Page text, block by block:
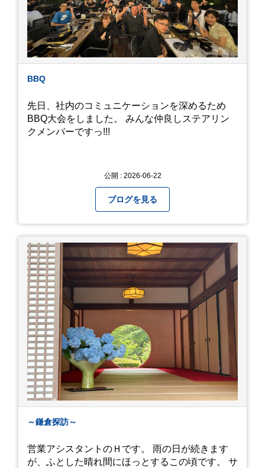
私たち、生かされている以上、一所懸命何かをし
ないともったいないなと メダカのお池のトンボか
ら教えていただきました。
BBQ
先日、社内のコミュニケーションを深めるため
BBQ大会をしました。 みんな仲良しステアリン
クメンバーですっ!!!
公開 : 2026-06-22
ブログを見る
～鎌倉探訪～
営業アシスタントのＨです。 雨の日が続きます
が、ふとした晴れ間にほっとするこの頃です。 サ